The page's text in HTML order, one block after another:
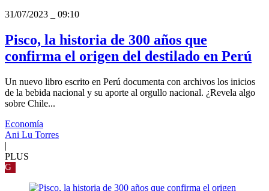
31/07/2023
09:10
Pisco, la historia de 300 años que
confirma el origen del destilado en Perú
Un nuevo libro escrito en Perú documenta con archivos los inicios
de la bebida nacional y su aporte al orgullo nacional. ¿Revela algo
sobre Chile...
Economía
Ani Lu Torres
|
PLUS
G